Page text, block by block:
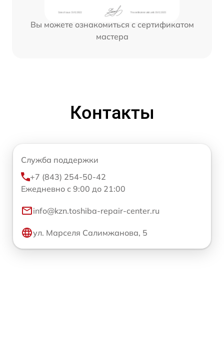
Вы можете ознакомиться с сертификатом
мастера
Контакты
Служба поддержки
+7 (843) 254-50-42
Ежедневно с 9:00 до 21:00
info@kzn.toshiba-repair-center.ru
ул. Марселя Салимжанова, 5